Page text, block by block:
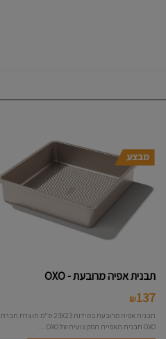
תבנית אפיה מרובעת - OXO
137
₪
תבנית אפיה מרובעת במידות 23X23 ס"מ תוצרת חברת
OXO תבנית האפייה המקצועית של OXO ...